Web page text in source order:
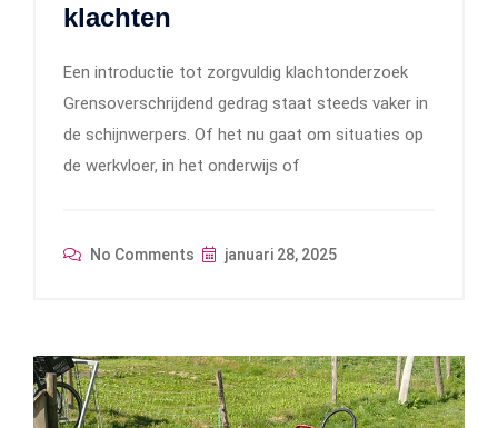
klachten
Een introductie tot zorgvuldig klachtonderzoek
Grensoverschrijdend gedrag staat steeds vaker in
de schijnwerpers. Of het nu gaat om situaties op
de werkvloer, in het onderwijs of
No Comments januari 28, 2025